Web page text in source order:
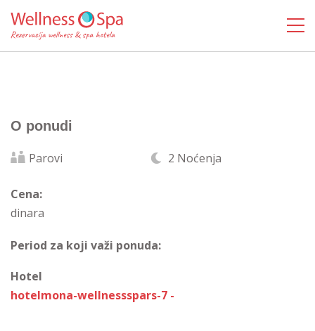
O ponudi
Parovi 2 Noćenja
Cena:
dinara
Period za koji važi ponuda:
Hotel
hotelmona-wellnessspars-7 -